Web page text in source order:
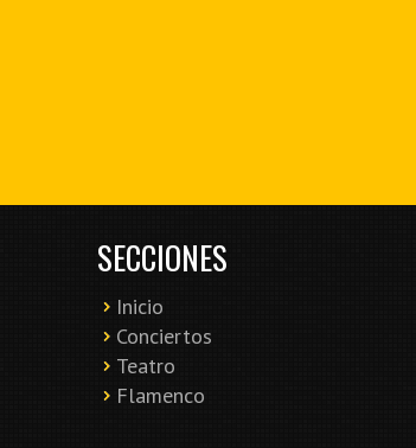
SECCIONES
Inicio
Conciertos
Teatro
Flamenco